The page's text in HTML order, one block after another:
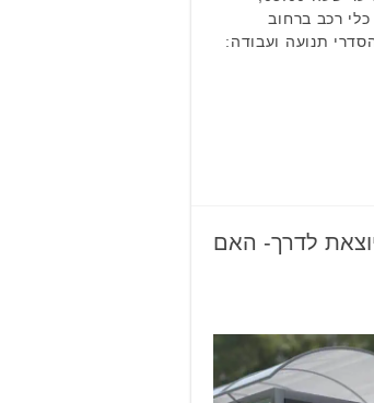
רכב ברחוב
בראשית. הסדרי תנועה ועבודה:
יוצאת לדרך- האם